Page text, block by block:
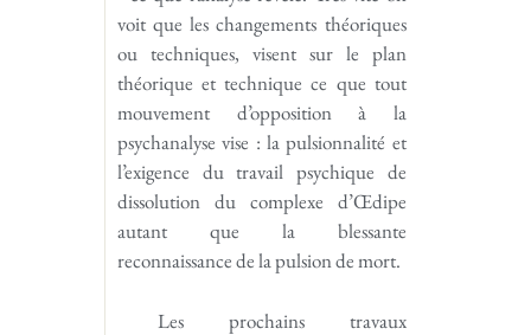
voit que les changements théoriques
ou techniques, visent sur le plan
théorique et technique ce que tout
mouvement d’opposition à la
psychanalyse vise : la pulsionnalité et
l’exigence du travail psychique de
dissolution du complexe d’Œdipe
autant que la blessante
reconnaissance de la pulsion de mort.
Les prochains travaux